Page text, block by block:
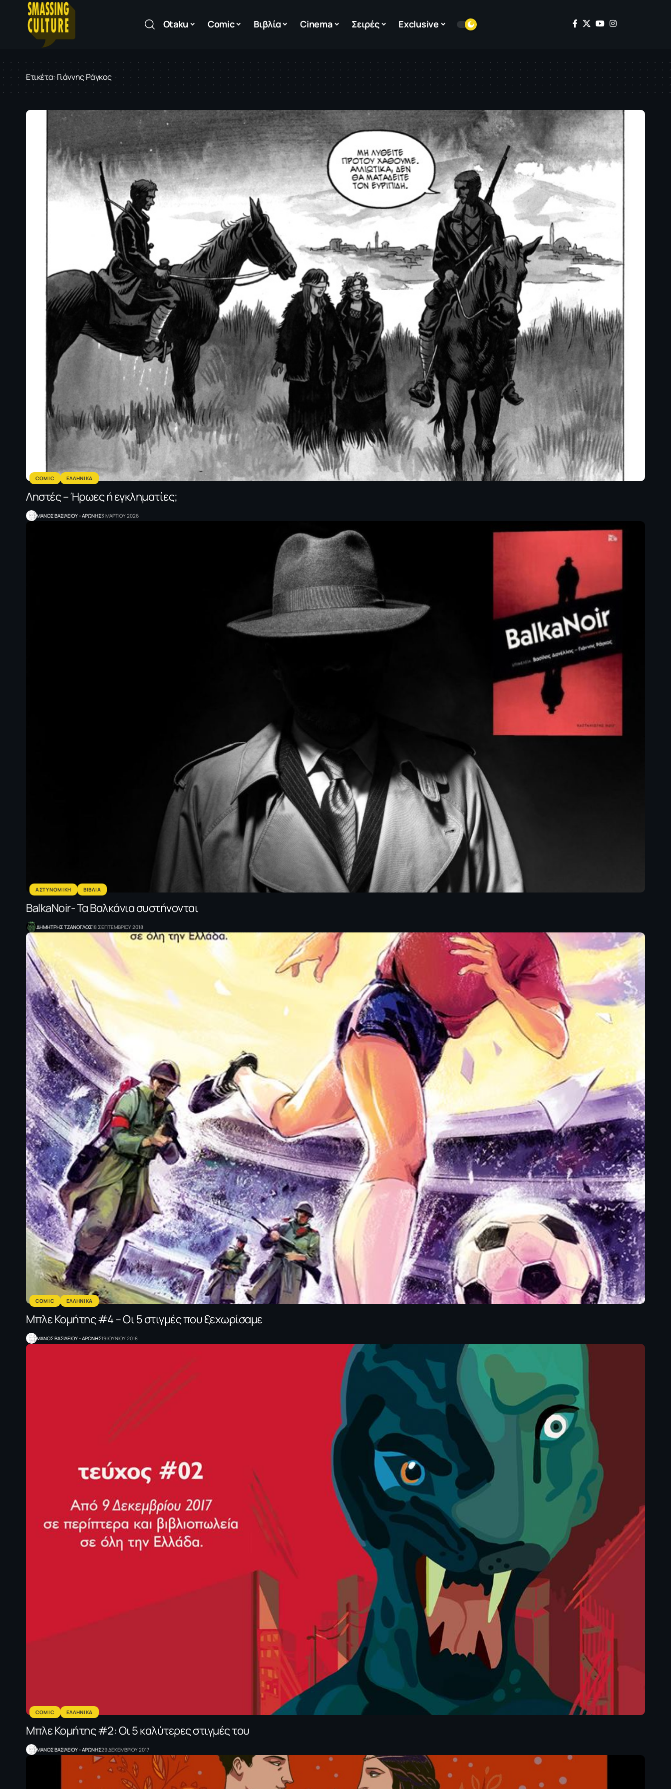
Otaku Comic Βιβλία Cinema Σειρές Exclusive
Ετικέτα:Γιάννης Ράγκος
COMIC ΕΛΛΗΝΙΚΑ
Ληστές – Ήρωες ή εγκληματίες;
ΜΑΝΟΣ ΒΑΣΙΛΕΙΟΥ - ΑΡΩΝΗΣ3 ΜΑΡΤΙΟΥ 2026
ΑΣΤΥΝΟΜΙΚΗ ΒΙΒΛΙΑ
BalkaNoir- Τα Βαλκάνια συστήνονται
ΔΗΜΗΤΡΗΣ ΤΖΑΝΟΓΛΟΣ18 ΣΕΠΤΕΜΒΡΙΟΥ 2018
COMIC ΕΛΛΗΝΙΚΑ
Μπλε Κομήτης #4 – Οι 5 στιγμές που ξεχωρίσαμε
ΜΑΝΟΣ ΒΑΣΙΛΕΙΟΥ - ΑΡΩΝΗΣ19 ΙΟΥΝΙΟΥ 2018
COMIC ΕΛΛΗΝΙΚΑ
Μπλε Κομήτης #2: Οι 5 καλύτερες στιγμές του
ΜΑΝΟΣ ΒΑΣΙΛΕΙΟΥ - ΑΡΩΝΗΣ29 ΔΕΚΕΜΒΡΙΟΥ 2017